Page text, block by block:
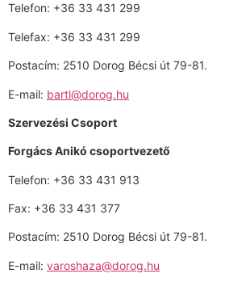
Telefon: +36 33 431 299
Telefax: +36 33 431 299
Postacím: 2510 Dorog Bécsi út 79-81.
E-mail: bartl@dorog.hu
Szervezési Csoport
Forgács Anikó csoportvezető
Telefon: +36 33 431 913
Fax: +36 33 431 377
Postacím: 2510 Dorog Bécsi út 79-81.
E-mail: varoshaza@dorog.hu